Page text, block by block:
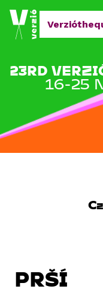
23RD
16-25
PRŠÍ